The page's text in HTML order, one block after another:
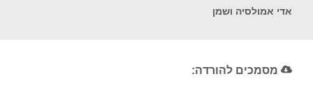
אדי אמולסיה ושמן
מסמכים להורדה: